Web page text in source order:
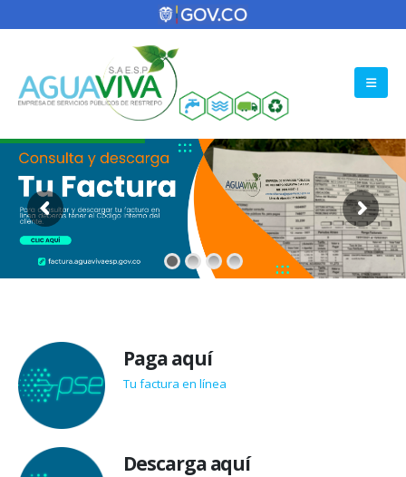
Paga aquí
Tu factura en línea
Descarga aquí